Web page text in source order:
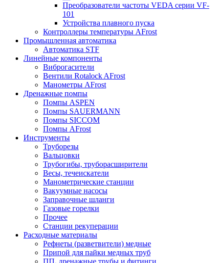
Преобразователи частоты VEDA серии VF-
101
Устройства плавного пуска
Контроллеры температуры AFrost
Промышленная автоматика
Автоматика STF
Линейные компоненты
Виброгасители
Вентили Rotalock AFrost
Манометры AFrost
Дренажные помпы
Помпы ASPEN
Помпы SAUERMANN
Помпы SICCOM
Помпы AFrost
Инструменты
Труборезы
Вальцовки
Трубогибы, труборасширители
Весы, течеискатели
Манометрические станции
Вакуумные насосы
Заправочные шланги
Газовые горелки
Прочее
Станции рекуперации
Расходные материалы
Рефнеты (разветвители) медные
Припой для пайки медных труб
ПП, дренажные трубы и фитинги